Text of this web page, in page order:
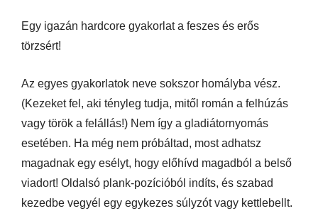
Egy igazán hardcore gyakorlat a feszes és erős
törzsért!
Az egyes gyakorlatok neve sokszor homályba vész.
(Kezeket fel, aki tényleg tudja, mitől román a felhúzás
vagy török a felállás!) Nem így a gladiátornyomás
esetében. Ha még nem próbáltad, most adhatsz
magadnak egy esélyt, hogy előhívd magadból a belső
viadort! Oldalsó plank-pozícióból indíts, és szabad
kezedbe vegyél egy egykezes súlyzót vagy kettlebellt.